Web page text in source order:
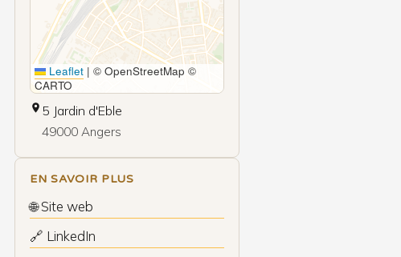
Leaflet | © OpenStreetMap ©
CARTO
5 Jardin d'Eble
49000 Angers
EN SAVOIR PLUS
🌐 Site web
🔗 LinkedIn